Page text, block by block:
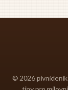
© 2026